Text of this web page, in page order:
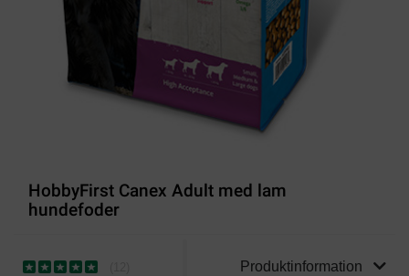
HobbyFirst Canex Adult med lam
hundefoder
Produktinformation